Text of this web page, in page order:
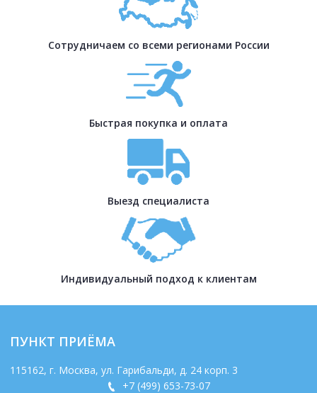
Сотрудничаем со всеми регионами России
Быстрая покупка и оплата
Выезд специалиста
Индивидуальный подход к клиентам
ПУНКТ ПРИЁМА
115162, г. Москва, ул. Гарибальди, д. 24 корп. 3
+7 (499) 653-73-07